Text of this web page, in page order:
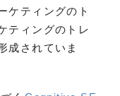
ケティングのト
ティングのトレ
成されていま